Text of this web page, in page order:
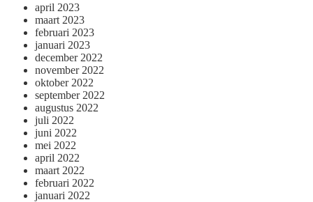
april 2023
maart 2023
februari 2023
januari 2023
december 2022
november 2022
oktober 2022
september 2022
augustus 2022
juli 2022
juni 2022
mei 2022
april 2022
maart 2022
februari 2022
januari 2022